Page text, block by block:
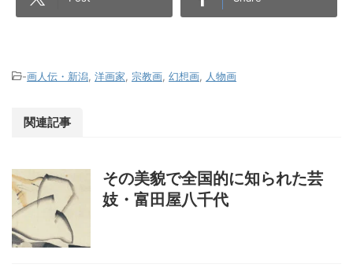
-画人伝・新潟, 洋画家, 宗教画, 幻想画, 人物画
関連記事
その美貌で全国的に知られた芸
妓・富田屋八千代